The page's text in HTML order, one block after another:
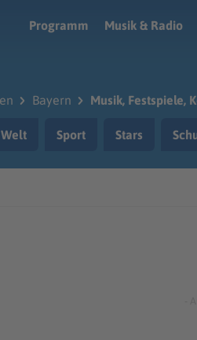
Programm
Musik & Radio
Bayern Musik, Festspiele,
Welt Sport Stars